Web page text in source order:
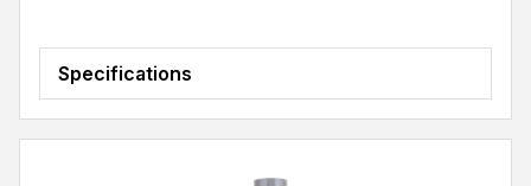
Specifications